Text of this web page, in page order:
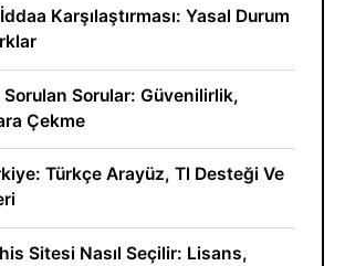
Karşılaştırması: Yasal Durum
Sorulan Sorular: Güvenilirlik,
Çekme
Türkçe Arayüz, Tl Desteği Ve
Sitesi Nasıl Seçilir: Lisans,